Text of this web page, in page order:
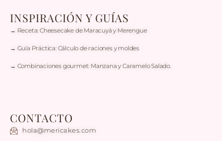
INSPIRACIÓN Y GUÍAS
→ Receta: Cheesecake de Maracuyá y Merengue
→ Guía Práctica: Cálculo de raciones y moldes
→ Combinaciones gourmet: Manzana y Caramelo Salado.
CONTACTO
hola@mericakes.com